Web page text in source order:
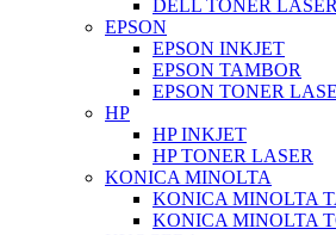
DELL TONER LASER
EPSON
EPSON INKJET
EPSON TAMBOR
EPSON TONER
HP
HP INKJET
HP TONER LASER
KONICA MINOLTA
KONICA MINOLTA
KONICA MINOLTA